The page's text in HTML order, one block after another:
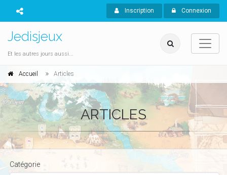
Inscription Connexion
Jedisjeux
Et les autres jours aussi...
Accueil Articles
ARTICLES
Catégorie